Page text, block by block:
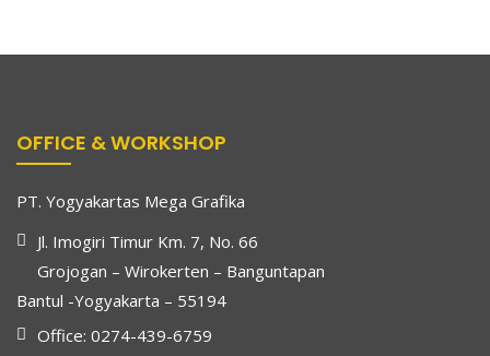
OFFICE & WORKSHOP
PT. Yogyakartas Mega Grafika
Jl. Imogiri Timur Km. 7, No. 66
Grojogan – Wirokerten – Banguntapan
Bantul -Yogyakarta – 55194
Office: 0274-439-6759